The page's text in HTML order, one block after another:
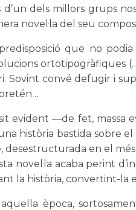
dels millors grups
novel·la del seu
que no
ortotipogràfiques
Sovint convé defugir i
evident —de fet,
història bastida sobre
desestructurada en el
novel·la acaba perint
la història, convertint-la
època,